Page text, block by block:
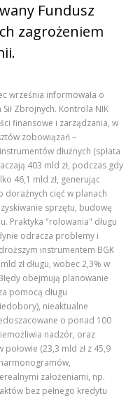
Fundusz
zagrożeniem
września informowała o
Zbrojnych. Kontrola NIK
finansowe i zarządzania, w
zobowiązań –
dłużnych (spłata
403 mld zł, podczas gdy
46,1 mld zł, generując
doraźnych cięć w planach
sprzętu, budowę
Praktyka "rolowania" długu
odracza problemy i
instrumentem BGK
zł długu, wobec 2,3% w
obejmują planowanie
pomocą długu
nieaktualne
o ponad 100
nadzór, oraz
(23,3 mld zł z 45,9
założeniami, np.
bez pełnego kredytu